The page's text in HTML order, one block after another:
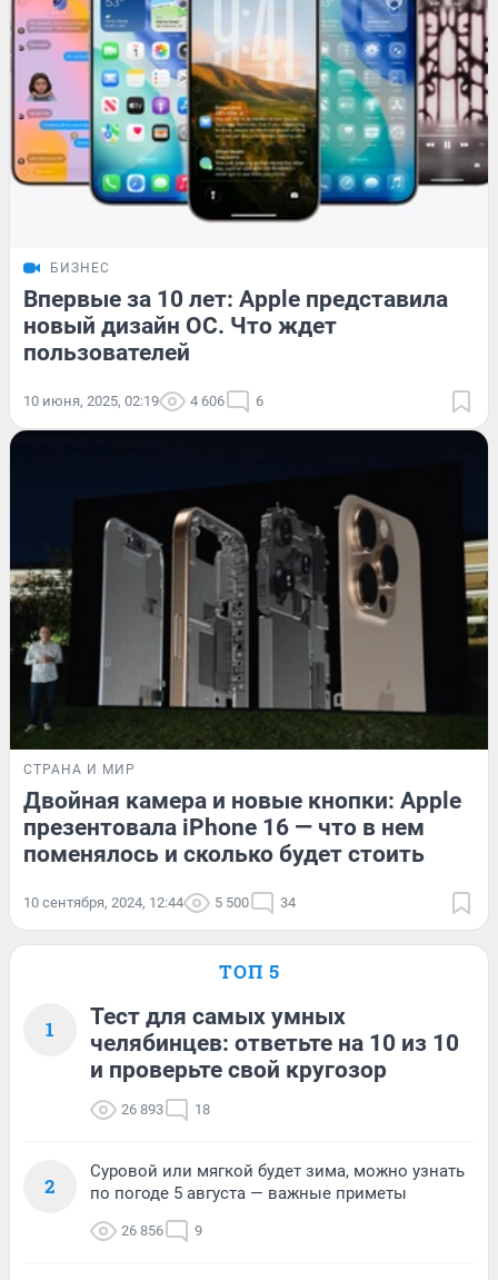
БИЗНЕС
Впервые за 10 лет: Apple представила
новый дизайн ОС. Что ждет
пользователей
10 июня, 2025, 02:19 4 606 6
СТРАНА И МИР
Двойная камера и новые кнопки: Apple
презентовала iPhone 16 — что в нем
поменялось и сколько будет стоить
10 сентября, 2024, 12:44 5 500 34
ТОП 5
1
Тест для самых умных
челябинцев: ответьте на 10 из 10
и проверьте свой кругозор
26 893 18
2
Суровой или мягкой будет зима, можно узнать
по погоде 5 августа — важные приметы
26 856 9